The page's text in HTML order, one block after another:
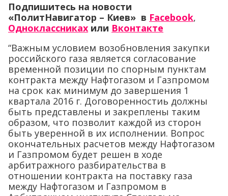
Подпишитесь на новости
«ПолитНавигатор – Киев» в Facebook,
Одноклассниках или Вконтакте
“Важным условием возобновления закупки
российского газа является согласование
временной позиции по спорным пунктам
контракта между Нафтогазом и Газпромом
на срок как минимум до завершения 1
квартала 2016 г. Договоренностиь должны
быть представлены и закреплены таким
образом, что позволит каждой из сторон
быть уверенной в их исполнении. Вопрос
окончательных расчетов между Нафтогазом
и Газпромом будет решен в ходе
арбитражного разбирательства в
отношении контракта на поставку газа
между Нафтогазом и Газпромом в